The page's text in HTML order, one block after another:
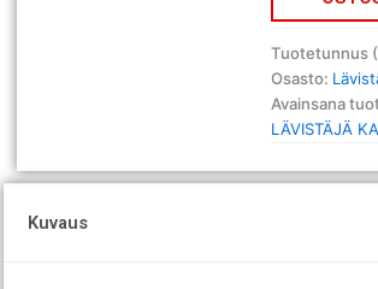
musta
määrä
Tuotetunnus
Osasto:
Avainsana
LÄVISTÄJÄ
Kuvaus